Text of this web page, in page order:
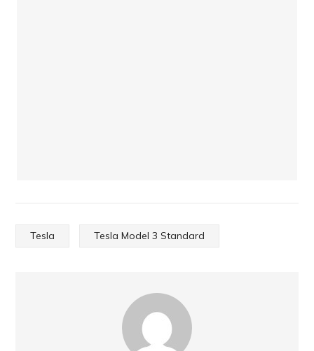
Tesla Tesla Model 3 Standard